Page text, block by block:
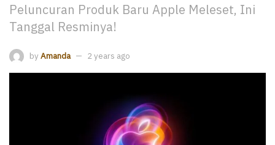
Peluncuran Produk Baru Apple Meleset, Ini
Tanggal Resminya!
by Amanda 2 years ago